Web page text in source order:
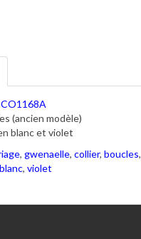
CO1168A
(ancien modèle)
blanc et violet
, gwenaelle, collier, boucles,
blanc, violet